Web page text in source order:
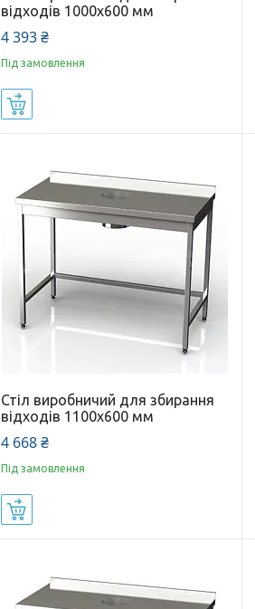
відходів 1000x600 мм
4 393 ₴
Під замовлення
Стіл виробничий для збирання
відходів 1100x600 мм
4 668 ₴
Під замовлення